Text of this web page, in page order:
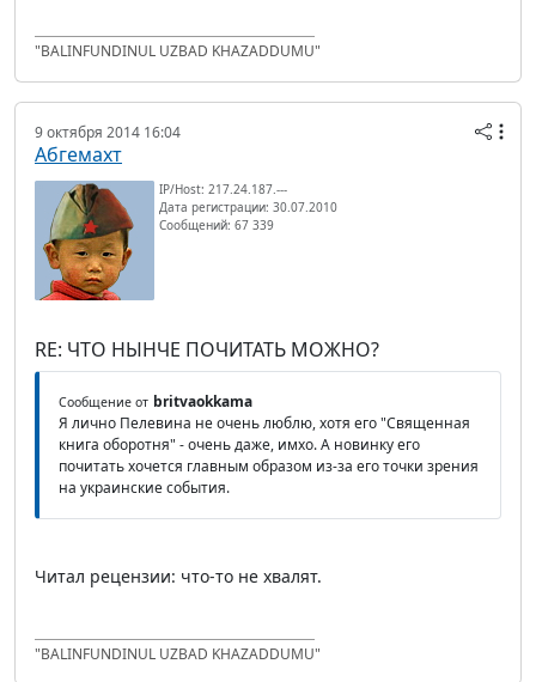
"BALINFUNDINUL UZBAD KHAZADDUMU"
9 октября 2014 16:04
Абгемахт
IP/Host: 217.24.187.---
Дата регистрации: 30.07.2010
Сообщений: 67 339
RE: ЧТО НЫНЧЕ ПОЧИТАТЬ МОЖНО?
Сообщение от britvaokkama
Я лично Пелевина не очень люблю, хотя его "Священная
книга оборотня" - очень даже, имхо. А новинку его
почитать хочется главным образом из-за его точки зрения
на украинские события.
Читал рецензии: что-то не хвалят.
"BALINFUNDINUL UZBAD KHAZADDUMU"